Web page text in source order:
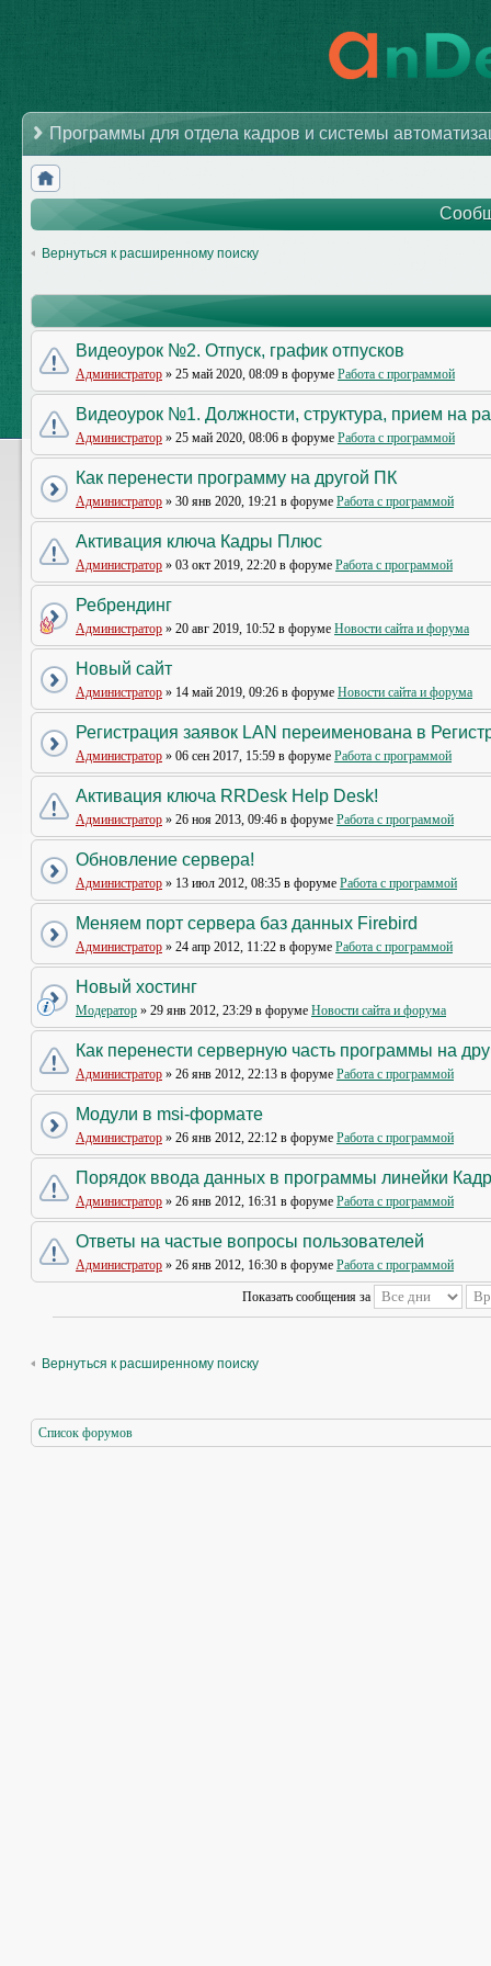
Программы для отдела кадров и системы
Вернуться к расширенному поиску
Видеоурок №2. Отпуск, график отпусков
Администратор » 25 май 2020, 08:09 в форуме Работа с программой
Видеоурок №1. Должности, структура, прием на
Администратор » 25 май 2020, 08:06 в форуме Работа с программой
Как перенести программу на другой ПК
Администратор » 30 янв 2020, 19:21 в форуме Работа с программой
Активация ключа Кадры Плюс
Администратор » 03 окт 2019, 22:20 в форуме Работа с программой
Ребрендинг
Администратор » 20 авг 2019, 10:52 в форуме Новости сайта и форума
Новый сайт
Администратор » 14 май 2019, 09:26 в форуме Новости сайта и форума
Регистрация заявок LAN переименована в
Администратор » 06 сен 2017, 15:59 в форуме Работа с программой
Активация ключа RRDesk Help Desk!
Администратор » 26 ноя 2013, 09:46 в форуме Работа с программой
Обновление сервера!
Администратор » 13 июл 2012, 08:35 в форуме Работа с программой
Меняем порт сервера баз данных Firebird
Администратор » 24 апр 2012, 11:22 в форуме Работа с программой
Новый хостинг
Модератор » 29 янв 2012, 23:29 в форуме Новости сайта и форума
Как перенести серверную часть программы на
Администратор » 26 янв 2012, 22:13 в форуме Работа с программой
Модули в msi-формате
Администратор » 26 янв 2012, 22:12 в форуме Работа с программой
Порядок ввода данных в программы линейки
Администратор » 26 янв 2012, 16:31 в форуме Работа с программой
Ответы на частые вопросы пользователей
Администратор » 26 янв 2012, 16:30 в форуме Работа с программой
Показать сообщения за
Вернуться к расширенному поиску
Список форумов